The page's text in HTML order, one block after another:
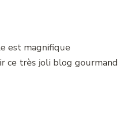
est magnifique
ce très joli blog gourmand